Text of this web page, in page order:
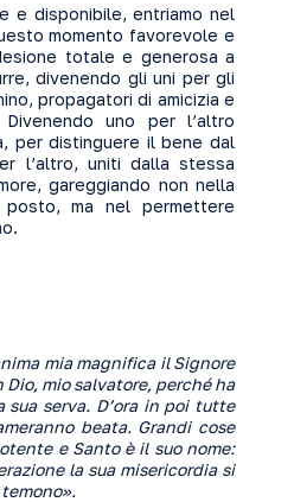
e disponibile, entriamo nel
momento favorevole e
totale e generosa a
divenendo gli uni per gli
propagatori di amicizia e
uno per l’altro
per distinguere il bene dal
l’altro, uniti dalla stessa
gareggiando non nella
ma nel permettere
mia magnifica il Signore
mio salvatore, perché ha
sua serva. D’ora in poi tutte
beata. Grandi cose
e Santo è il suo nome:
la sua misericordia si